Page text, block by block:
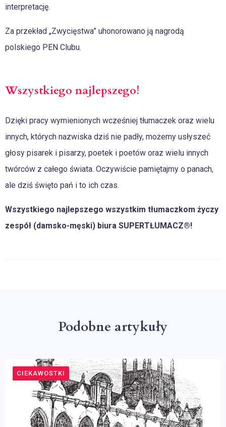
interpretację.
Za przekład „Zwycięstwa” uhonorowano ją nagrodą
polskiego PEN Clubu.
Wszystkiego najlepszego!
Dzięki pracy wymienionych wcześniej tłumaczek oraz wielu
innych, których nazwiska dziś nie padły, możemy usłyszeć
głosy pisarek i pisarzy, poetek i poetów oraz wielu innych
twórców z całego świata. Oczywiście pamiętajmy o panach,
ale dziś święto pań i to ich czas.
Wszystkiego najlepszego wszystkim tłumaczkom życzy
zespół (damsko-męski) biura SUPERTŁUMACZ®!
Podobne artykuły
CIEKAWOSTKI